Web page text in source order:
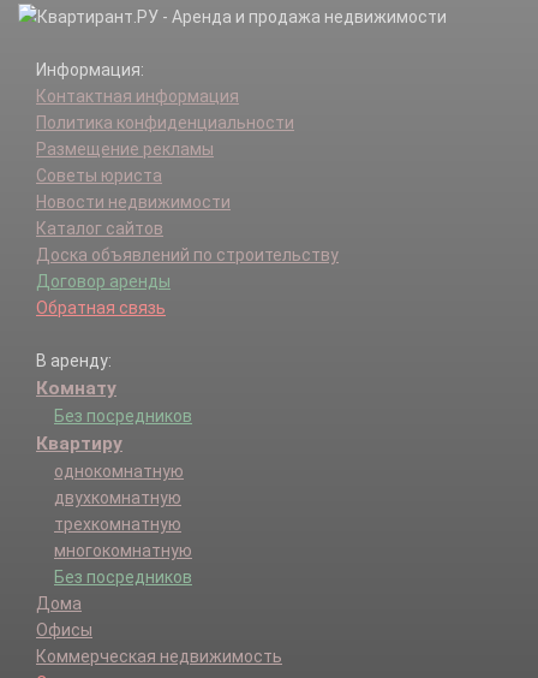
Информация:
Контактная информация
Политика конфиденциальности
Размещение рекламы
Советы юриста
Новости недвижимости
Каталог сайтов
Доска объявлений по строительству
Договор аренды
Обратная связь
В аренду:
Комнату
Без посредников
Квартиру
однокомнатную
двухкомнатную
трехкомнатную
многокомнатную
Без посредников
Дома
Офисы
Коммерческая недвижимость